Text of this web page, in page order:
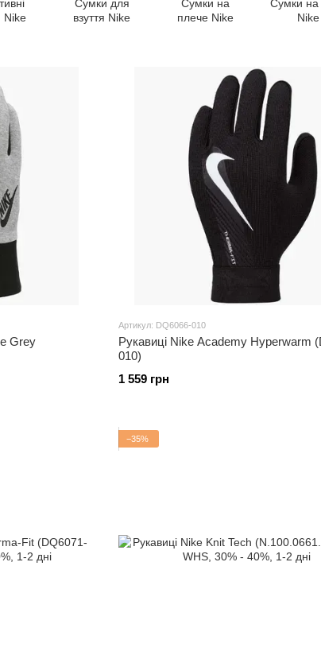
Nike
Сумки для
взуття Nike
Сумки на
плече Nike
Сумки на
Nike
Grey
Артикул: DQ6066-010
Рукавиці Nike Academy Hyperwarm
010)
1 559 грн
−35%